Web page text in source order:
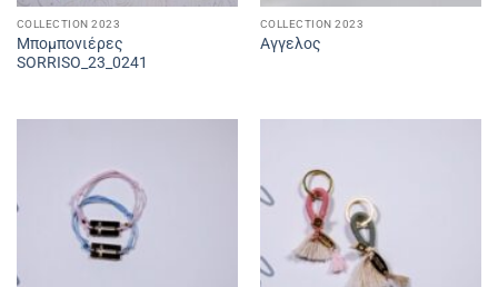
COLLECTION 2023
Μπομπονιέρες
SORRISO_23_0241
COLLECTION 2023
Αγγελος